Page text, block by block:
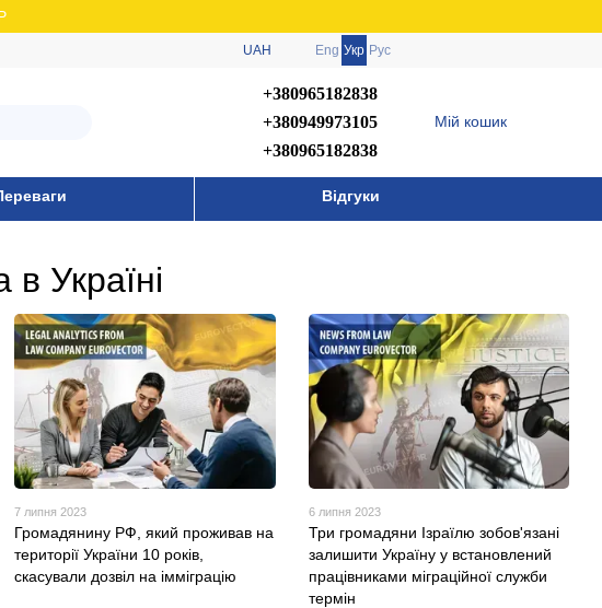
UAH Eng Укр Рус
+380965182838
+380949973105
+380965182838
Мій кошик
Відгуки
Україні
7 липня 2023
Громадянину РФ, який проживав на
території України 10 років,
скасували дозвіл на імміграцію
6 липня 2023
Три громадяни Ізраїлю зобов'язані
залишити Україну у встановлений
працівниками міграційної служби
термін